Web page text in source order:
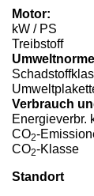
Motor:
kW / PS
Treibstoff
Verbrauch
Energieverbr.
CO2-
CO2-Klasse
Standort